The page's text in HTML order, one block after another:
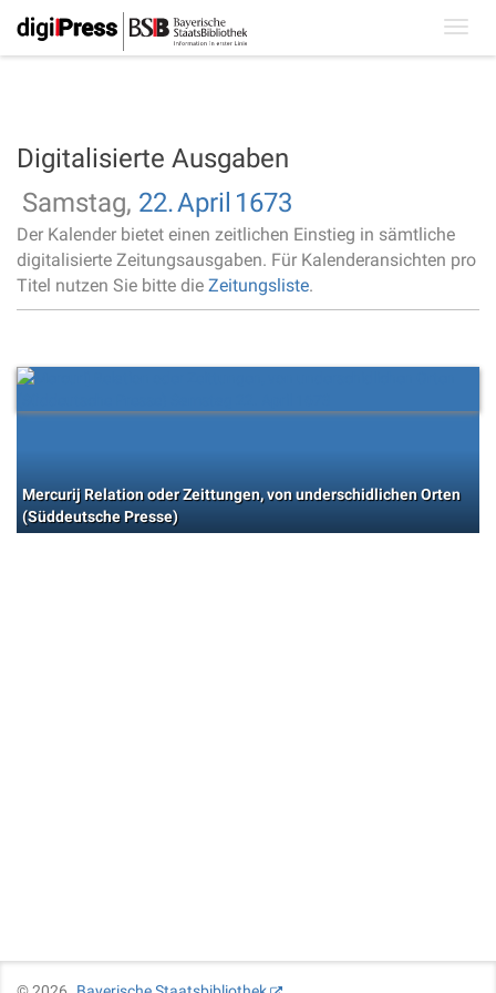
Digitalisierte Ausgaben
Samstag, 22.April 1673
Der Kalender bietet einen zeitlichen Einstieg in sämtliche
digitalisierte Zeitungsausgaben. Für Kalenderansichten pro
Titel nutzen Sie bitte die Zeitungsliste.
Mercurij Relation oder Zeittungen, von underschidlichen Orten
(Süddeutsche Presse)